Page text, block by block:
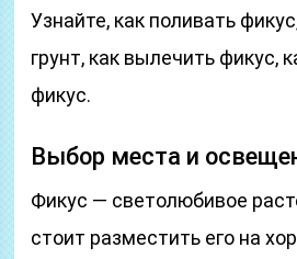
Узнайте, как поливать
грунт, как вылечить фикус,
фикус.
Выбор места и
Фикус — светолюбивое
стоит разместить его на